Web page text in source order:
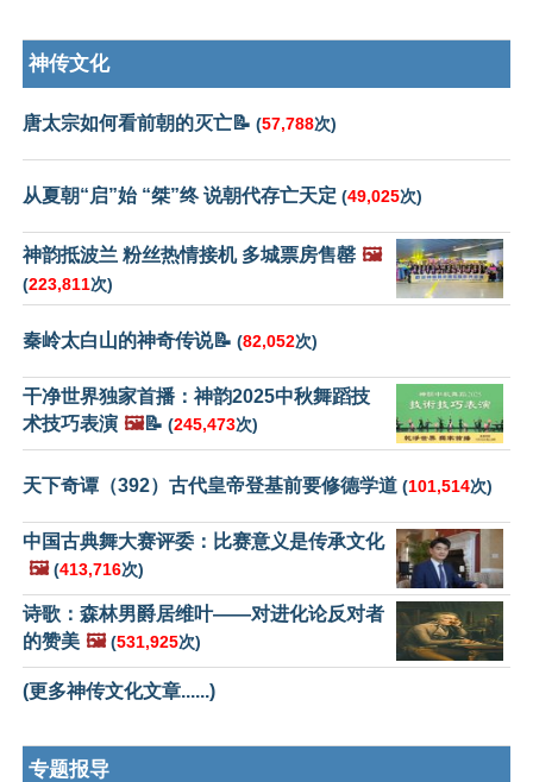
神传文化
唐太宗如何看前朝的灭亡📝 (57,788次)
从夏朝“启”始 “桀”终 说朝代存亡天定 (49,025次)
神韵抵波兰 粉丝热情接机 多城票房售罄 🖼️
(223,811次)
秦岭太白山的神奇传说📝 (82,052次)
干净世界独家首播：神韵2025中秋舞蹈技
术技巧表演 🖼️📝 (245,473次)
天下奇谭（392）古代皇帝登基前要修德学道 (101,514次)
中国古典舞大赛评委：比赛意义是传承文化
🖼️ (413,716次)
诗歌：森林男爵居维叶——对进化论反对者
的赞美 🖼️ (531,925次)
(更多神传文化文章......)
专题报导